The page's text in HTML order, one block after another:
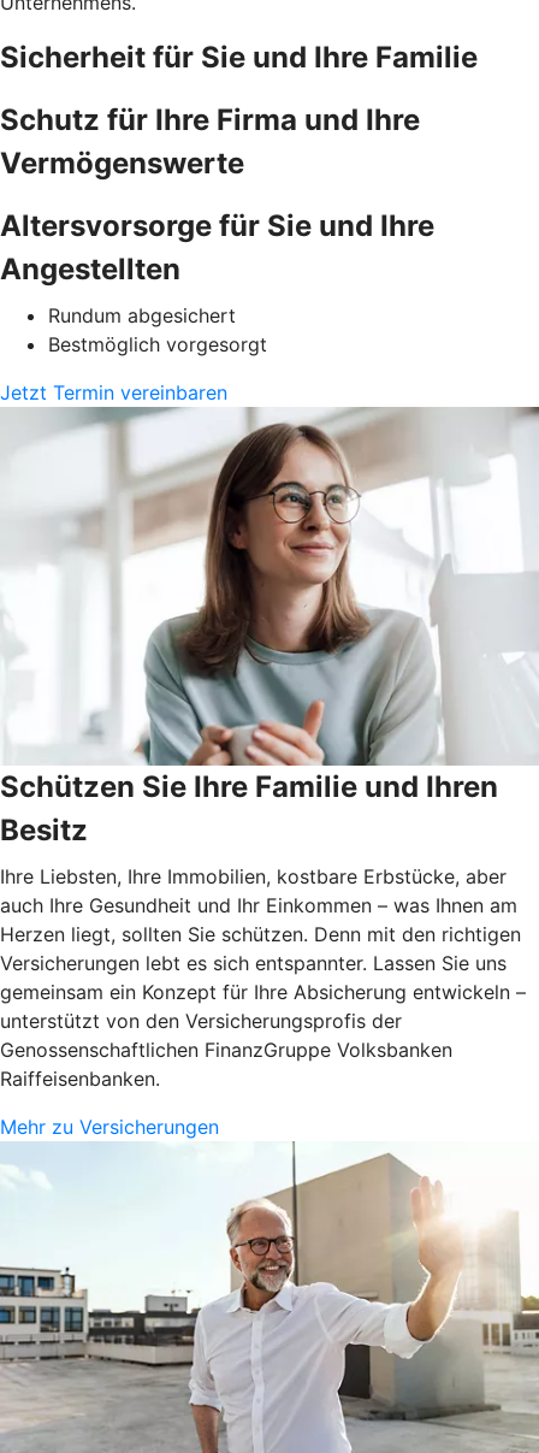
Sicherheit für Sie und Ihre Familie
Schutz für Ihre Firma und Ihre
Vermögenswerte
Altersvorsorge für Sie und Ihre
Angestellten
Rundum abgesichert
Bestmöglich vorgesorgt
Jetzt Termin vereinbaren
Schützen Sie Ihre Familie und Ihren
Besitz
Ihre Liebsten, Ihre Immobilien, kostbare Erbstücke, aber
auch Ihre Gesundheit und Ihr Einkommen – was Ihnen am
Herzen liegt, sollten Sie schützen. Denn mit den richtigen
Versicherungen lebt es sich entspannter. Lassen Sie uns
gemeinsam ein Konzept für Ihre Absicherung entwickeln –
unterstützt von den Versicherungsprofis der
Genossenschaftlichen FinanzGruppe Volksbanken
Raiffeisenbanken.
Mehr zu Versicherungen